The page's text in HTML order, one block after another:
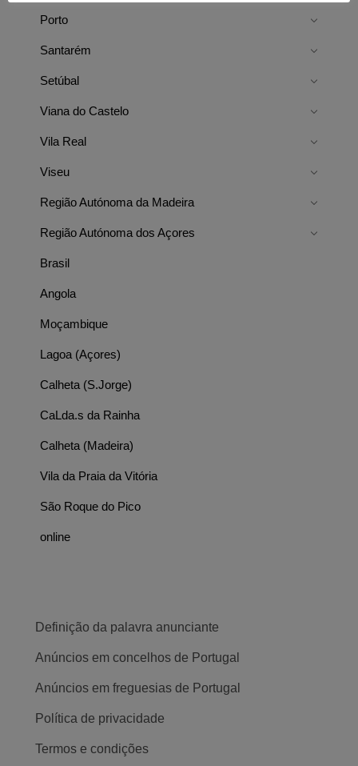
Porto
Santarém
Setúbal
Viana do Castelo
Vila Real
Viseu
Região Autónoma da Madeira
Região Autónoma dos Açores
Brasil
Angola
Moçambique
Lagoa (Açores)
Calheta (S.Jorge)
CaLda.s da Rainha
Calheta (Madeira)
Vila da Praia da Vitória
São Roque do Pico
online
Definição da palavra anunciante
Anúncios em concelhos de Portugal
Anúncios em freguesias de Portugal
Política de privacidade
Termos e condições